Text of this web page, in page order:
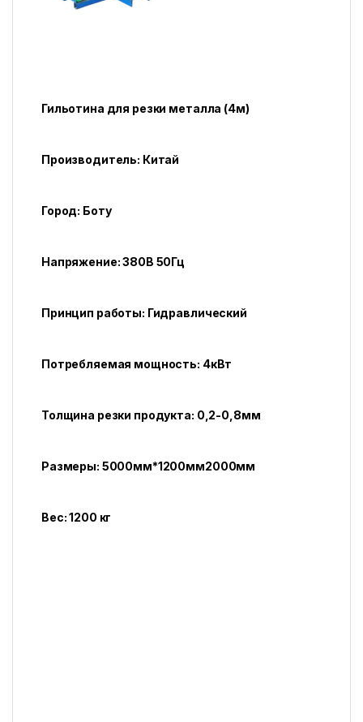
Гильотина для резки металла (4м)
Производитель: Китай
Город: Боту
Напряжение: 380В 50Гц
Принцип работы: Гидравлический
Потребляемая мощность: 4кВт
Толщина резки продукта: 0,2-0,8мм
Размеры: 5000мм*1200мм2000мм
Вес: 1200 кг